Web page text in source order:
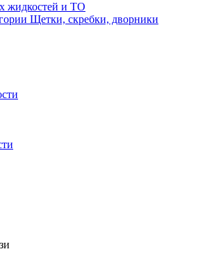
жидкостей и ТО
Щетки, скребки, дворники